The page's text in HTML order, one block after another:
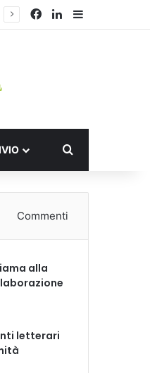
Facebook
LinkedIn
Commenti
alla
letterari